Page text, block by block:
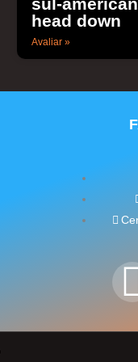
head down
Avaliar »